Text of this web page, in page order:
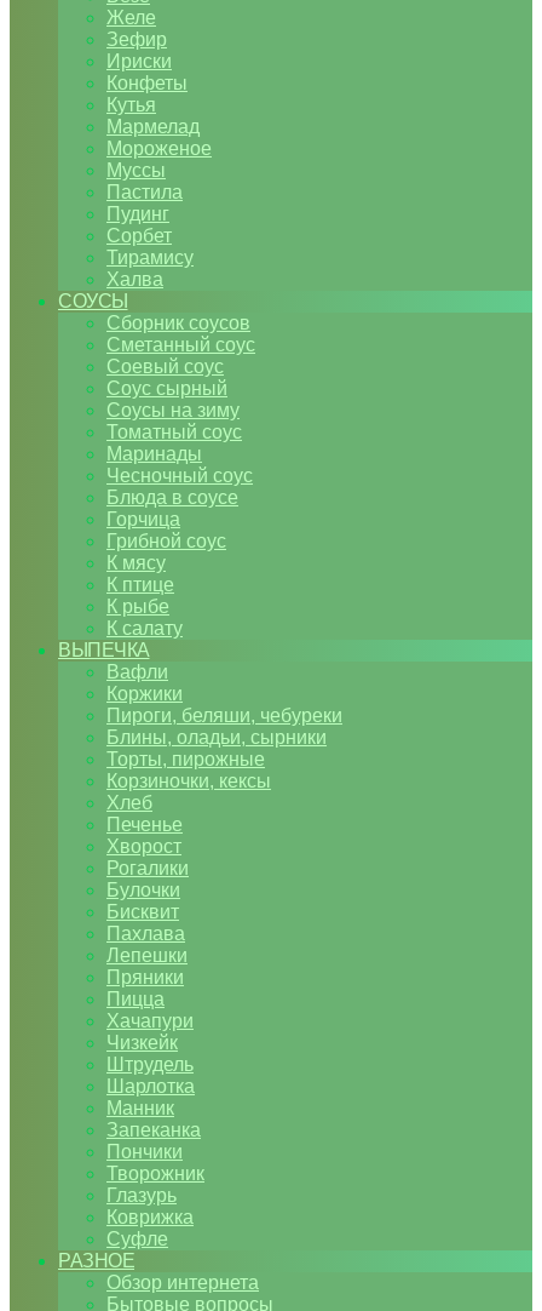
Желе
Зефир
Ириски
Конфеты
Кутья
Мармелад
Мороженое
Муссы
Пастила
Пудинг
Сорбет
Тирамису
Халва
СОУСЫ
Сборник соусов
Сметанный соус
Соевый соус
Соус сырный
Соусы на зиму
Томатный соус
Маринады
Чесночный соус
Блюда в соусе
Горчица
Грибной соус
К мясу
К птице
К рыбе
К салату
ВЫПЕЧКА
Вафли
Коржики
Пироги, беляши, чебуреки
Блины, оладьи, сырники
Торты, пирожные
Корзиночки, кексы
Хлеб
Печенье
Хворост
Рогалики
Булочки
Бисквит
Пахлава
Лепешки
Пряники
Пицца
Хачапури
Чизкейк
Штрудель
Шарлотка
Манник
Запеканка
Пончики
Творожник
Глазурь
Коврижка
Суфле
РАЗНОЕ
Обзор интернета
Бытовые вопросы